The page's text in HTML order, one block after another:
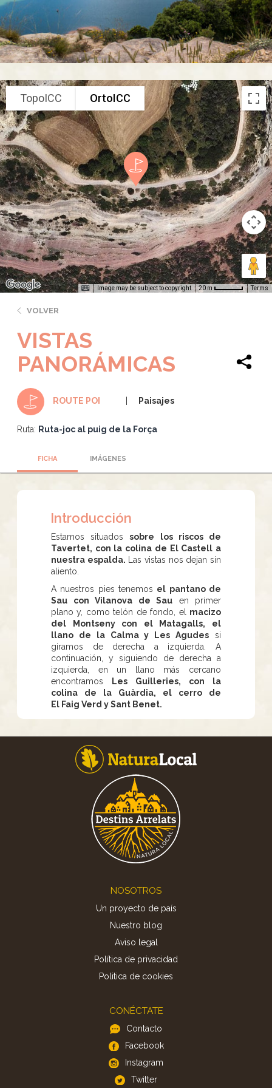
TopoICC OrtoICC
Image may be subject to copyright 20 m Terms
VOLVER
VISTAS
PANORÁMICAS
ROUTE POI Paisajes
Ruta: Ruta-joc al puig de la Força
FICHA IMÁGENES
Introducción
Estamos situadossobre los riscos de
Tavertet, con la colina de El Castell a
nuestra espalda. Las vistas nos dejan sin
aliento.
A nuestros pies tenemos el pantano de
Sau con Vilanova de Sau en primer
plano y, como telón de fondo, el macizo
del Montseny con el Matagalls, el
llano de la Calma y Les Agudes si
giramos de derecha a izquierda. A
continuación, y siguiendo de derecha a
izquierda, en un llano más cercano
encontramos
Les Guilleries, con la
colina de la Guàrdia, el cerro de
El Faig Verd y Sant Benet.
NOSOTROS
Un proyecto de país
Nuestro blog
Aviso legal
Política de privacidad
Politica de cookies
CONÉCTATE
Contacto
Facebook
Instagram
Twitter